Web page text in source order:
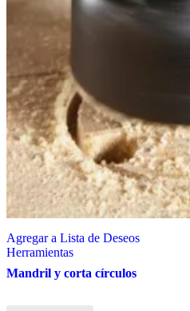
Agregar a Lista de Deseos
Herramientas
Mandril y corta círculos